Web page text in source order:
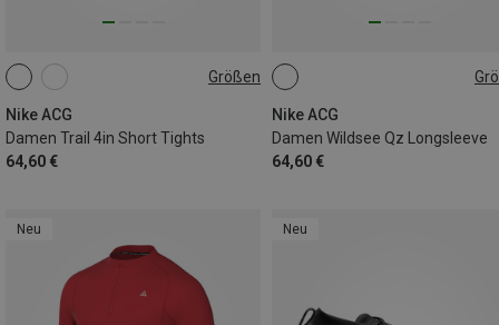
Größen
Nike ACG
Damen Trail 4in Short Tights
64,60 €
XS
Nike ACG
Damen Wildsee Qz Longsleeve
64,60 €
XS
Neu Neu